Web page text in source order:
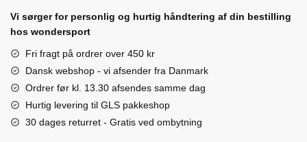
g
r
(
3
h
æ
quantity
Vi sørger for personlig og hurtig håndtering af din bestilling
hos wondersport
Fri fragt på ordrer over 450 kr
Dansk webshop - vi afsender fra Danmark
Ordrer før kl. 13.30 afsendes samme dag
Hurtig levering til GLS pakkeshop
30 dages returret - Gratis ved ombytning